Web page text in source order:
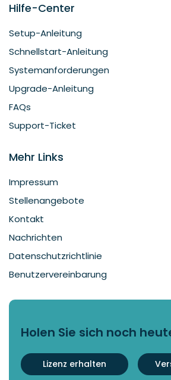
Hilfe-Center
Setup-Anleitung
Schnellstart-Anleitung
Systemanforderungen
Upgrade-Anleitung
FAQs
Support-Ticket
Mehr Links
Impressum
Stellenangebote
Kontakt
Nachrichten
Datenschutzrichtlinie
Benutzervereinbarung
Holen Sie sich noch
Lizenz erhalten